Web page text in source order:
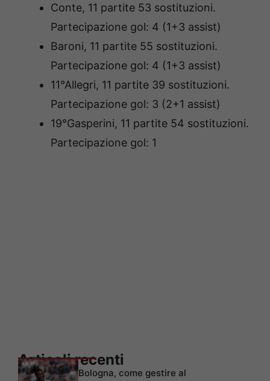
Conte, 11 partite 53 sostituzioni.
Partecipazione gol: 4 (1+3 assist)
Baroni, 11 partite 55 sostituzioni.
Partecipazione gol: 4 (1+3 assist)
11°Allegri, 11 partite 39 sostituzioni.
Partecipazione gol: 3 (2+1 assist)
19°Gasperini, 11 partite 54 sostituzioni.
Partecipazione gol: 1
Articoli recenti
Bologna, come gestire al